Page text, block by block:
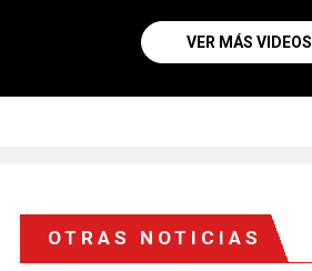
VER MÁS VIDEOS
OTRAS NOTICIAS